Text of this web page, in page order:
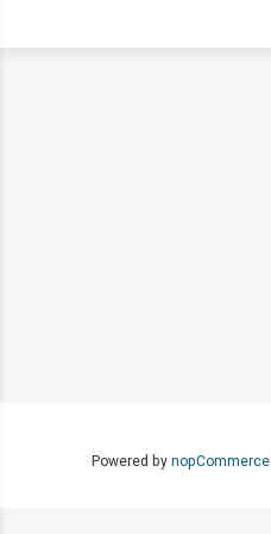
Powered bynopCommerce